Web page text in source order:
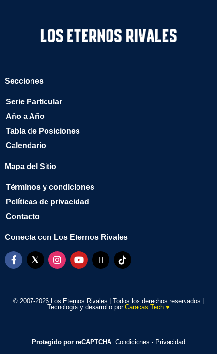
Secciones
Serie Particular
Año a Año
Tabla de Posiciones
Calendario
Mapa del Sitio
Términos y condiciones
Políticas de privacidad
Contacto
Conecta con Los Eternos Rivales
© 2007-2026 Los Eternos Rivales | Todos los derechos reservados |
Tecnología y desarrollo por Caracas Tech ♥️
Protegido por reCAPTCHA: Condiciones · Privacidad